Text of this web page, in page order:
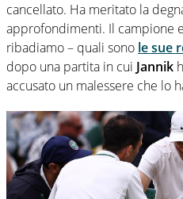
cancellato. Ha meritato la
approfondimenti. Il campione
ribadiamo – quali sono le sue
dopo una partita in cui Jannik
accusato un malessere che lo